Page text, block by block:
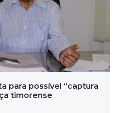
para possível “captura
timorense